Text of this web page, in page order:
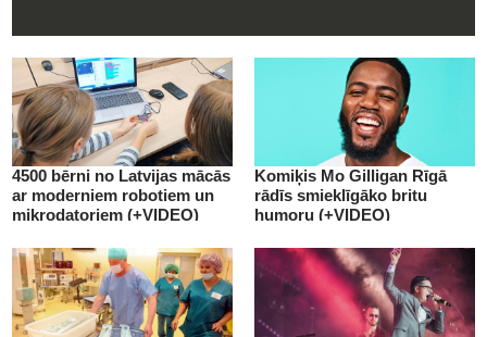
4500 bērni no Latvijas mācās
ar moderniem robotiem un
mikrodatoriem (+VIDEO)
Komiķis Mo Gilligan Rīgā
rādīs smieklīgāko britu
humoru (+VIDEO)